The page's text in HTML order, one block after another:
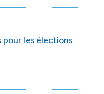
pour les élections